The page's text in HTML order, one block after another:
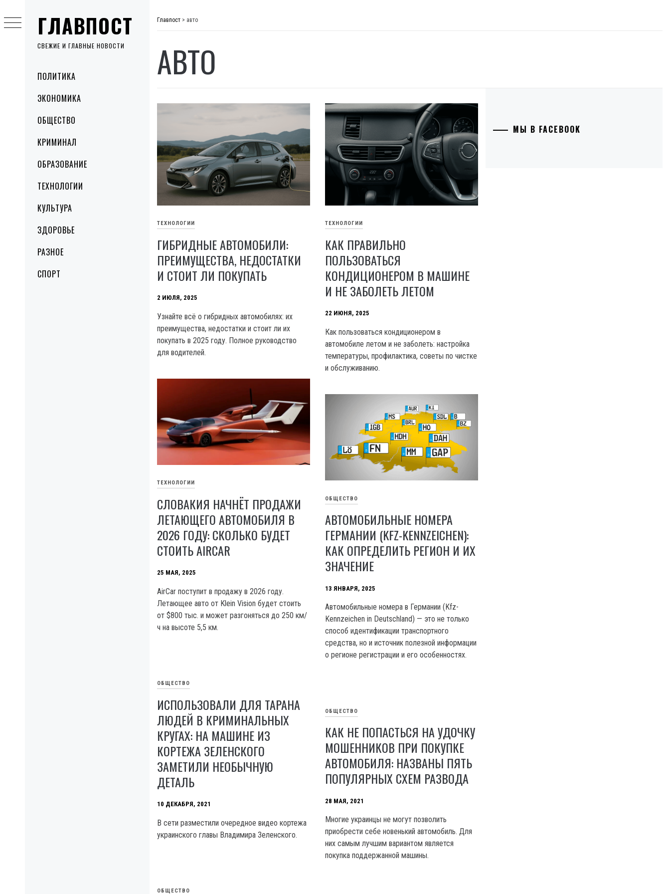
ГЛАВПОСТ
СВЕЖИЕ И ГЛАВНЫЕ НОВОСТИ
MenuПОЛИТИКА
ЭКОНОМИКА
ОБЩЕСТВО
КРИМИНАЛ
ОБРАЗОВАНИЕ
ТЕХНОЛОГИИ
КУЛЬТУРА
ЗДОРОВЬЕ
РАЗНОЕ
СПОРТ
to
content
Главпост > авто
АВТО
ТЕХНОЛОГИИ
ГИБРИДНЫЕ АВТОМОБИЛИ:
ПРЕИМУЩЕСТВА, НЕДОСТАТКИ
И СТОИТ ЛИ ПОКУПАТЬ
2 ИЮЛЯ, 2025
Узнайте всё о гибридных автомобилях: их
преимущества, недостатки и стоит ли их
покупать в 2025 году. Полное руководство
для водителей.
ТЕХНОЛОГИИ
КАК ПРАВИЛЬНО
ПОЛЬЗОВАТЬСЯ
КОНДИЦИОНЕРОМ В МАШИНЕ
И НЕ ЗАБОЛЕТЬ ЛЕТОМ
22 ИЮНЯ, 2025
Как пользоваться кондиционером в
автомобиле летом и не заболеть: настройка
температуры, профилактика, советы по чистке
и обслуживанию.
ТЕХНОЛОГИИ
СЛОВАКИЯ НАЧНЁТ ПРОДАЖИ
ЛЕТАЮЩЕГО АВТОМОБИЛЯ В
2026 ГОДУ: СКОЛЬКО БУДЕТ
СТОИТЬ AIRCAR
25 МАЯ, 2025
AirCar поступит в продажу в 2026 году.
Летающее авто от Klein Vision будет стоить
от $800 тыс. и может разгоняться до 250 км/
ч на высоте 5,5 км.
ОБЩЕСТВО
АВТОМОБИЛЬНЫЕ НОМЕРА
ГЕРМАНИИ (KFZ-KENNZEICHEN):
КАК ОПРЕДЕЛИТЬ РЕГИОН И ИХ
ЗНАЧЕНИЕ
13 ЯНВАРЯ, 2025
Автомобильные номера в Германии (Kfz-
Kennzeichen in Deutschland) — это не только
способ идентификации транспортного
средства, но и источник полезной информации
о регионе регистрации и его особенностях.
ОБЩЕСТВО
ИСПОЛЬЗОВАЛИ ДЛЯ ТАРАНА
ЛЮДЕЙ В КРИМИНАЛЬНЫХ
КРУГАХ: НА МАШИНЕ ИЗ
КОРТЕЖА ЗЕЛЕНСКОГО
ЗАМЕТИЛИ НЕОБЫЧНУЮ
ДЕТАЛЬ
10 ДЕКАБРЯ, 2021
В сети разместили очередное видео кортежа
украинского главы Владимира Зеленского.
ОБЩЕСТВО
КАК НЕ ПОПАСТЬСЯ НА УДОЧКУ
МОШЕННИКОВ ПРИ ПОКУПКЕ
АВТОМОБИЛЯ: НАЗВАНЫ ПЯТЬ
ПОПУЛЯРНЫХ СХЕМ РАЗВОДА
28 МАЯ, 2021
Многие украинцы не могут позволить
приобрести себе новенький автомобиль. Для
них самым лучшим вариантом является
покупка поддержанной машины.
ОБЩЕСТВО
МЫ В FACEBOOK